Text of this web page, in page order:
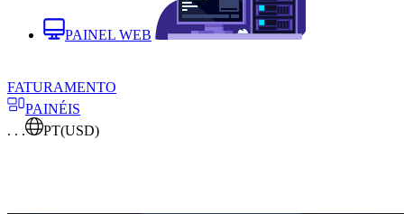
PAINEL WEB
FATURAMENTO
PAINÉIS
. . .
PT(USD)